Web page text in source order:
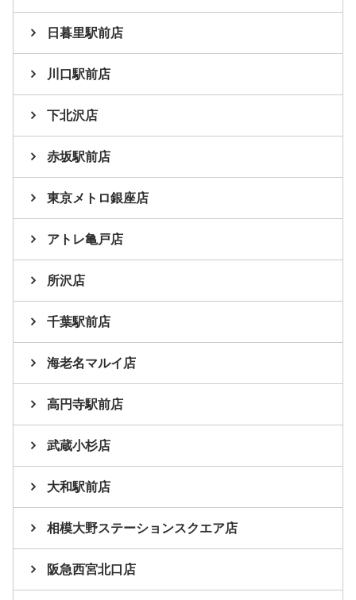
日暮里駅前店
川口駅前店
下北沢店
赤坂駅前店
東京メトロ銀座店
アトレ亀戸店
所沢店
千葉駅前店
海老名マルイ店
高円寺駅前店
武蔵小杉店
大和駅前店
相模大野ステーションスクエア店
阪急西宮北口店